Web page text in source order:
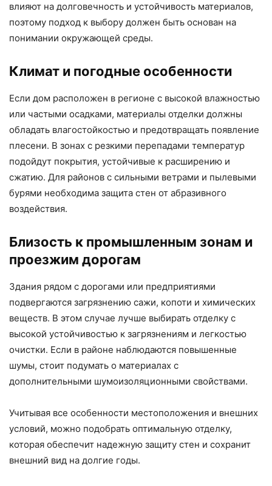
влияют на долговечность и устойчивость материалов,
поэтому подход к выбору должен быть основан на
понимании окружающей среды.
Климат и погодные особенности
Если дом расположен в регионе с высокой влажностью
или частыми осадками, материалы отделки должны
обладать влагостойкостью и предотвращать появление
плесени. В зонах с резкими перепадами температур
подойдут покрытия, устойчивые к расширению и
сжатию. Для районов с сильными ветрами и пылевыми
бурями необходима защита стен от абразивного
воздействия.
Близость к промышленным зонам и
проезжим дорогам
Здания рядом с дорогами или предприятиями
подвергаются загрязнению сажи, копоти и химических
веществ. В этом случае лучше выбирать отделку с
высокой устойчивостью к загрязнениям и легкостью
очистки. Если в районе наблюдаются повышенные
шумы, стоит подумать о материалах с
дополнительными шумоизоляционными свойствами.
Учитывая все особенности местоположения и внешних
условий, можно подобрать оптимальную отделку,
которая обеспечит надежную защиту стен и сохранит
внешний вид на долгие годы.